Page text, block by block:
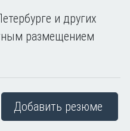
и других
размещением
Добавить резюме